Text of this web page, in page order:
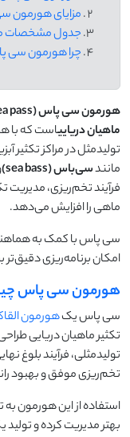
هورمون سی پاس(sea pass)
ماهیان دریاییاست که با
تولیدمثل در مراکز
مانندسی‌باس(sea bass)
فرآیند تخم‌ریزی، مدیریت
ماهی را افزایش می‌دهد.
سی پاس با کمک به
امکان برنامه‌ریزی دقیق‌تر
هورمون سی پاس
سی پاس یکهورمون
تکثیر ماهیان دریایی
تولیدمثلی، فرآیند بلوغ
تخم‌ریزی موفق و بهبود
استفاده از این هورمون
بهتر مدیریت کرده و
مزایای هورمون
جدول
چرا هورمون سی